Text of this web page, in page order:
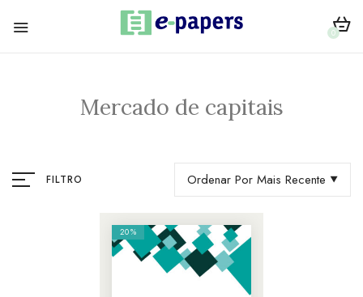
0
Mercado de capitais
FILTRO Ordenar Por Mais Recente
20%